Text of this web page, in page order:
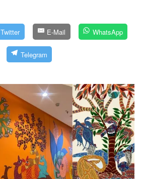
Twitter E-Mail WhatsApp
Telegram